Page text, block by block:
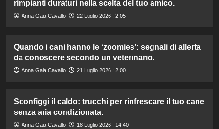
rimpianti duraturi nella scelta del tuo amico.
Anna Gaia Cavallo 22 Luglio 2026 : 2:05
Quando i cani hanno le ‘zoomies’: segnali di allerta
da conoscere secondo un veterinario.
Anna Gaia Cavallo 21 Luglio 2026 : 2:00
Sconfiggi il caldo: trucchi per rinfrescare il tuo cane
senza aria condizionata.
Anna Gaia Cavallo 18 Luglio 2026 : 14:40